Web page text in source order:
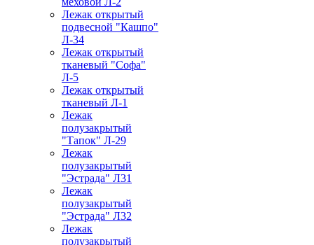
Лежак открытый
подвесной "Кашпо"
Л-34
Лежак открытый
тканевый "Софа"
Л-5
Лежак открытый
тканевый Л-1
Лежак
полузакрытый
"Тапок" Л-29
Лежак
полузакрытый
"Эстрада" Л31
Лежак
полузакрытый
"Эстрада" Л32
Лежак
полузакрытый